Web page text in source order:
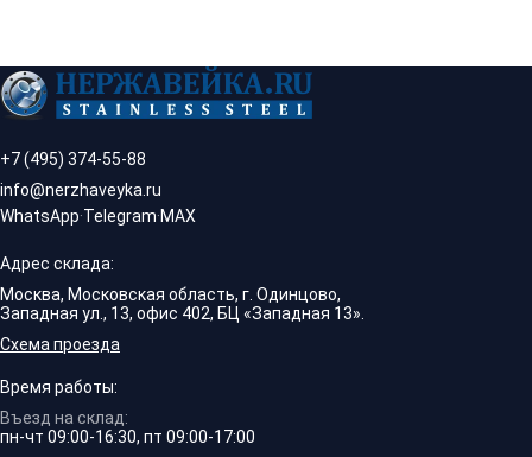
+7 (495) 374-55-88
info@nerzhaveyka.ru
WhatsApp·Telegram·MAX
Адрес склада:
Москва, Московская область, г. Одинцово,
Западная ул., 13, офис 402, БЦ «Западная 13».
Схема проезда
Время работы:
Въезд на склад:
пн-чт 09:00-16:30, пт 09:00-17:00